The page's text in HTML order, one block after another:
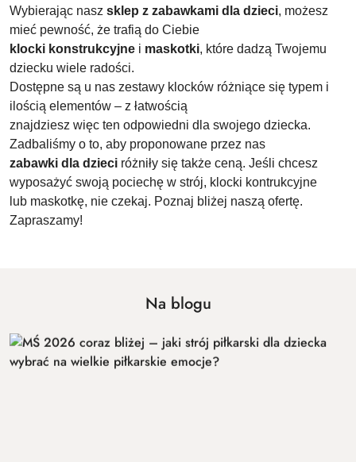
Wybierając nasz sklep z zabawkami dla dzieci, możesz
mieć pewność, że trafią do Ciebie
klocki konstrukcyjne i maskotki, które dadzą Twojemu
dziecku wiele radości.
Dostępne są u nas zestawy klocków różniące się typem i
ilością elementów – z łatwością
znajdziesz więc ten odpowiedni dla swojego dziecka.
Zadbaliśmy o to, aby proponowane przez nas
zabawki dla dzieci różniły się także ceną. Jeśli chcesz
wyposażyć swoją pociechę w strój, klocki kontrukcyjne
lub maskotkę, nie czekaj. Poznaj bliżej naszą ofertę.
Zapraszamy!
Na blogu